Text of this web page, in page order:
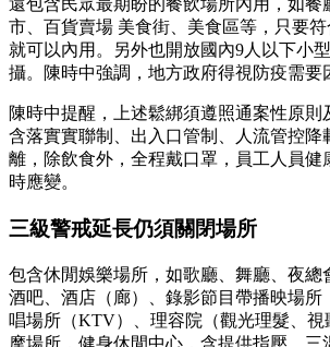
還包含民眾最期盼的餐飲場所內用，如餐
市、百貨賣場 美食街、美食區等，只要
就可以內用。另外也開放國內9人以下小
攝。陳時中強調，地方政府得視防疫需要
陳時中提醒，上述鬆綁須遵照通案性原則
含落實實聯制、出入口管制、人流管控降
離，除飲食外，全程戴口罩，員工人員健
時應變。
三級警戒延長仍須關閉場所
包含休閒娛樂場所，如歌廳、舞廳、夜總
酒吧、酒店（廊）、錄影節目帶播映場所
唱場所（KTV）、理容院（觀光理髮、
摩場所，健身休閒中心，含提供指壓、三